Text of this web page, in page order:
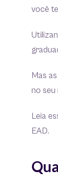
você
Mas
no seu
Leia
EAD.